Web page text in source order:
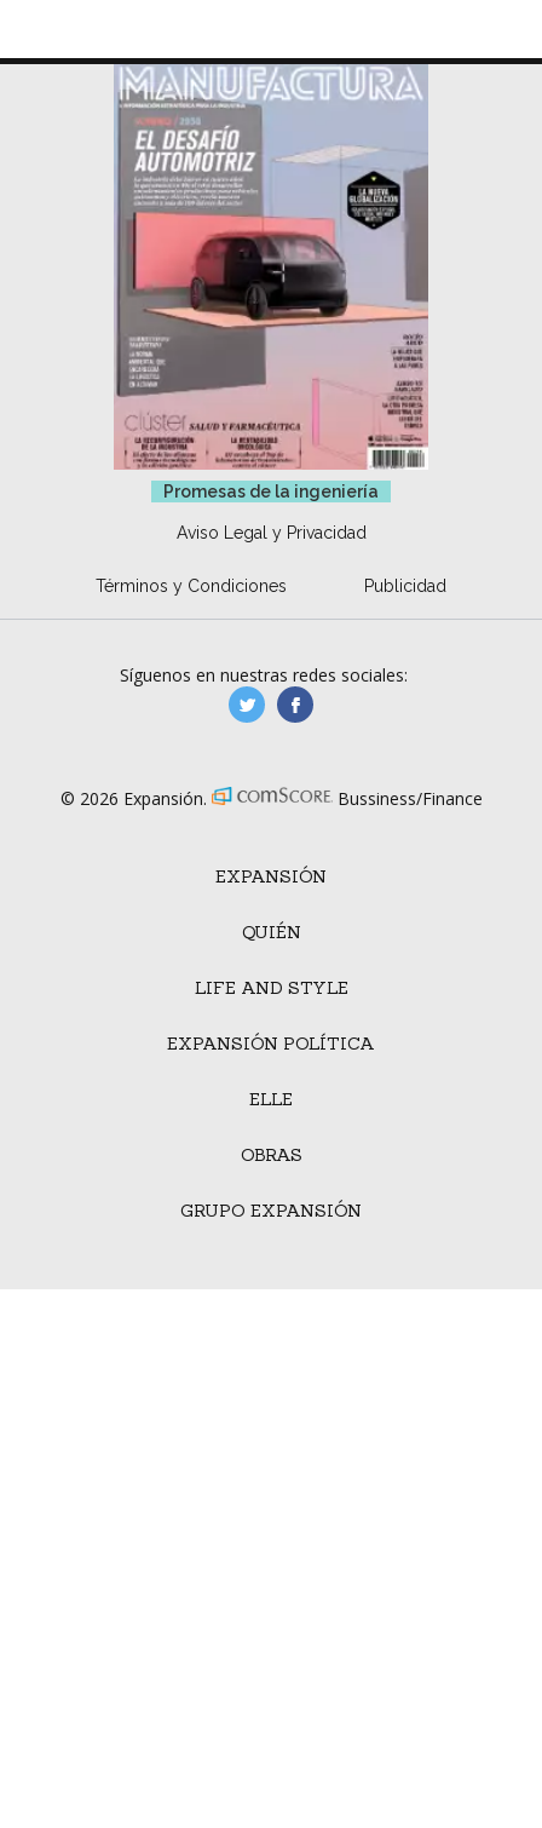
Promesas de la ingeniería
Aviso Legal y Privacidad
Términos y Condiciones Publicidad
EXPANSIÓN
QUIÉN
LIFE AND STYLE
EXPANSIÓN POLÍTICA
ELLE
OBRAS
GRUPO EXPANSIÓN
Síguenos en nuestras redes sociales:
manufacturaGE
© 2026 Expansión. Bussiness/Finance